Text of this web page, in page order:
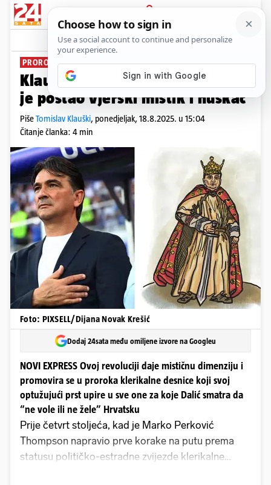
PRIJAVA
News Komentari
PROROK DESNICE PLUS+
Klauški o Zlatku Daliću: Trener
je postao vjerski mistik i huškač
PišeTomislav Klauški, ponedjeljak, 18.8.2025. u 15:04
Čitanje članka: 4 min
Foto: PIXSELL/Dijana Novak Krešić
Dodaj 24sata među omiljene izvore na Googleu
NOVI EXPRESS Ovoj revoluciji daje mističnu dimenziju i
promovira se u proroka klerikalne desnice koji svoj
optužujući prst upire u sve one za koje Dalić smatra da
“ne vole ili ne žele” Hrvatsku
Prije četvrt stoljeća, kad je Marko Perković
Thompson napravio prve korake na putu prema
statusu političko-estradne zvijezde klerikalne